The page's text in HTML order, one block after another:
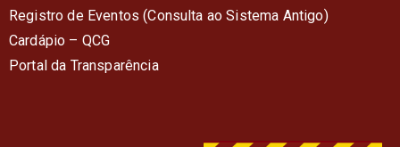
Registro de Eventos (Consulta ao Sistema Antigo)
Cardápio – QCG
Portal da Transparência